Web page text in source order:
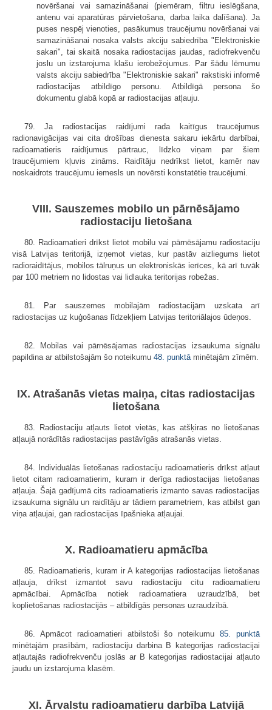
novēršanai vai samazināšanai (piemēram, filtru ieslēgšana,
antenu vai aparatūras pārvietošana, darba laika dalīšana). Ja
puses nespēj vienoties, pasākumus traucējumu novēršanai vai
samazināšanai nosaka valsts akciju sabiedrība "Elektroniskie
sakari", tai skaitā nosaka radiostacijas jaudas, radiofrekvenču
joslu un izstarojuma klašu ierobežojumus. Par šādu lēmumu
valsts akciju sabiedrība "Elektroniskie sakari" rakstiski informē
radiostacijas atbildīgo personu. Atbildīgā persona šo
dokumentu glabā kopā ar radiostacijas atļauju.
79. Ja radiostacijas raidījumi rada kaitīgus traucējumus
radionavigācijas vai cita drošības dienesta sakaru iekārtu darbībai,
radioamatieris raidījumus pārtrauc, līdzko viņam par šiem
traucējumiem kļuvis zināms. Raidītāju nedrīkst lietot, kamēr nav
noskaidrots traucējumu iemesls un novērsti konstatētie traucējumi.
VIII. Sauszemes mobilo un pārnēsājamo
radiostaciju lietošana
80. Radioamatieri drīkst lietot mobilu vai pārnēsājamu radiostaciju
visā Latvijas teritorijā, izņemot vietas, kur pastāv aizliegums lietot
radioraidītājus, mobilos tālruņus un elektroniskās ierīces, kā arī tuvāk
par 100 metriem no lidostas vai lidlauka teritorijas robežas.
81. Par sauszemes mobilajām radiostacijām uzskata arī
radiostacijas uz kuģošanas līdzekļiem Latvijas teritoriālajos ūdeņos.
82. Mobilas vai pārnēsājamas radiostacijas izsaukuma signālu
papildina ar atbilstošajām šo noteikumu 48. punktāminētajām zīmēm.
IX. Atrašanās vietas maiņa, citas radiostacijas
lietošana
83. Radiostaciju atļauts lietot vietās, kas atšķiras no lietošanas
atļaujā norādītās radiostacijas pastāvīgās atrašanās vietas.
84. Individuālās lietošanas radiostaciju radioamatieris drīkst atļaut
lietot citam radioamatierim, kuram ir derīga radiostacijas lietošanas
atļauja. Šajā gadījumā cits radioamatieris izmanto savas radiostacijas
izsaukuma signālu un raidītāju ar tādiem parametriem, kas atbilst gan
viņa atļaujai, gan radiostacijas īpašnieka atļaujai.
X. Radioamatieru apmācība
85. Radioamatieris, kuram ir A kategorijas radiostacijas lietošanas
atļauja, drīkst izmantot savu radiostaciju citu radioamatieru
apmācībai. Apmācība notiek radioamatiera uzraudzībā, bet
koplietošanas radiostacijās – atbildīgās personas uzraudzībā.
86. Apmācot radioamatieri atbilstoši šo noteikumu85. punktā
minētajām prasībām, radiostaciju darbina B kategorijas radiostacijai
atļautajās radiofrekvenču joslās ar B kategorijas radiostacijai atļauto
jaudu un izstarojuma klasēm.
XI. Ārvalstu radioamatieru darbība Latvijā